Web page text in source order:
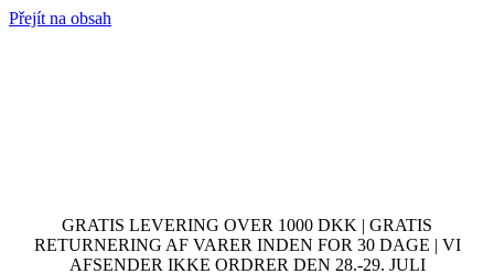
Přejít na obsah
GRATIS LEVERING OVER 1000 DKK | GRATIS
RETURNERING AF VARER INDEN FOR 30 DAGE | VI
AFSENDER IKKE ORDRER DEN 28.-29. JULI